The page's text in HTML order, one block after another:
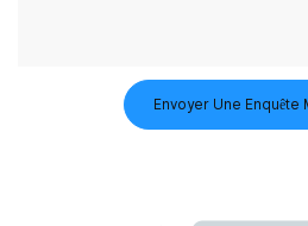
Envoyer Une Enquête